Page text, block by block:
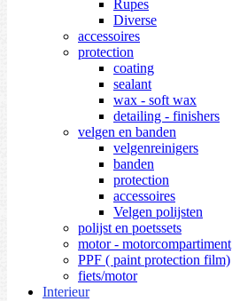
Rupes
Diverse
accessoires
protection
coating
sealant
wax - soft wax
detailing - finishers
velgen en banden
velgenreinigers
banden
protection
accessoires
Velgen polijsten
polijst en poetssets
motor - motorcompartiment
PPF ( paint protection film)
fiets/motor
Interieur